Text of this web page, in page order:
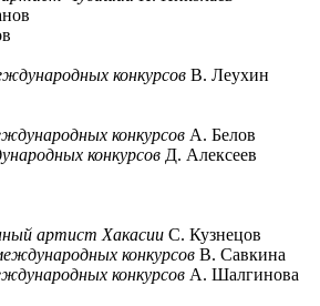
конкурсов В. Леухин
конкурсов А. Белов
конкурсов Д. Алексеев
артист Хакасии С. Кузнецов
конкурсов В. Савкина
конкурсов А. Шалгинова